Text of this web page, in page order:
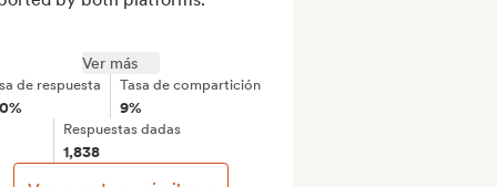
Ver más
de respuesta Tasa de compartición
9%
Respuestas dadas
1,838